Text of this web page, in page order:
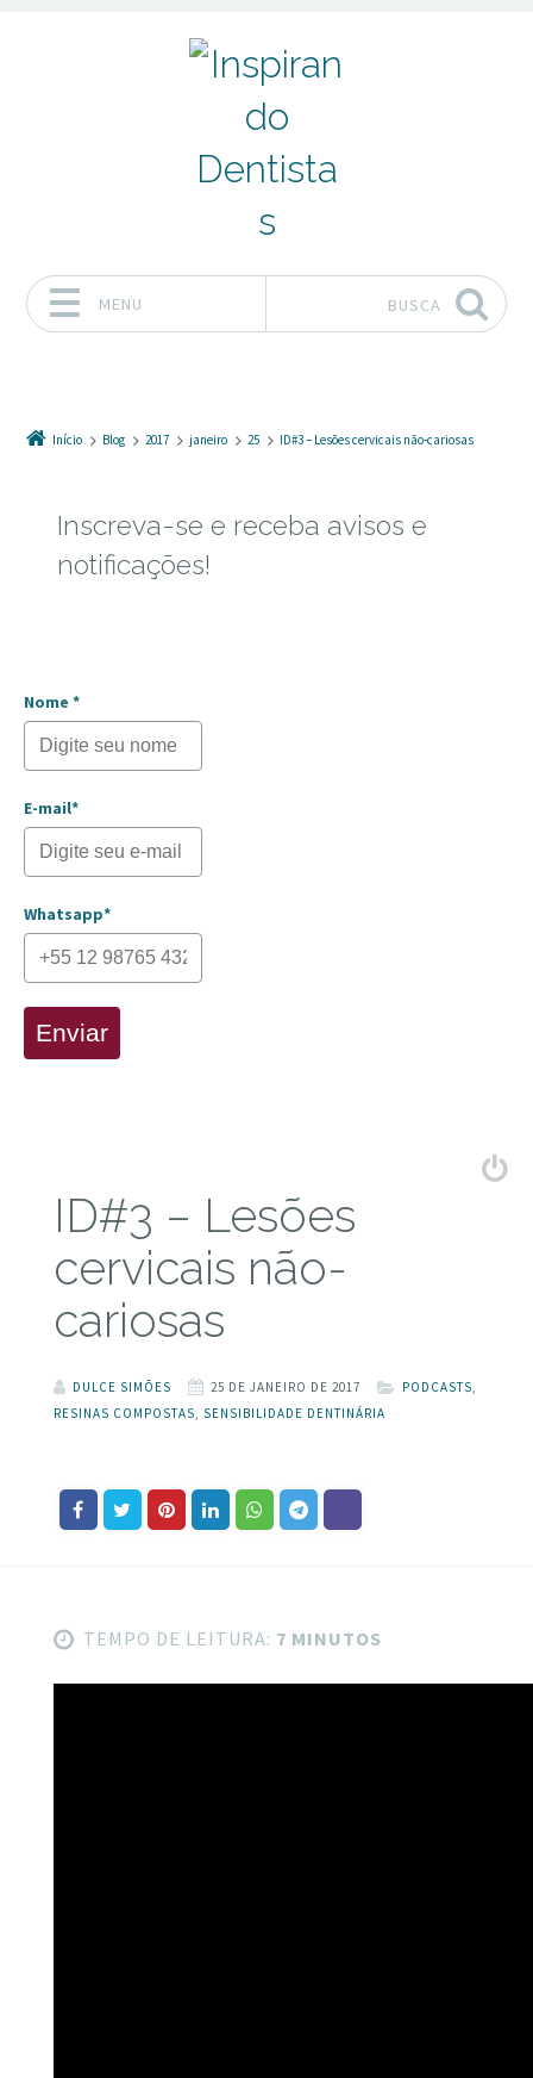
MENU BUSCA
Início Blog 2017 janeiro 25 ID#3 – Lesões cervicais não-cariosas
Inscreva-se e receba avisos e
notificações!
Nome *
E-mail*
Whatsapp*
Enviar
ID#3 – Lesões
cervicais não-
cariosas
DULCE SIMÕES 25 DE JANEIRO DE 2017 PODCASTS,
RESINAS COMPOSTAS, SENSIBILIDADE DENTINÁRIA
TEMPO DE LEITURA: 7 MINUTOS